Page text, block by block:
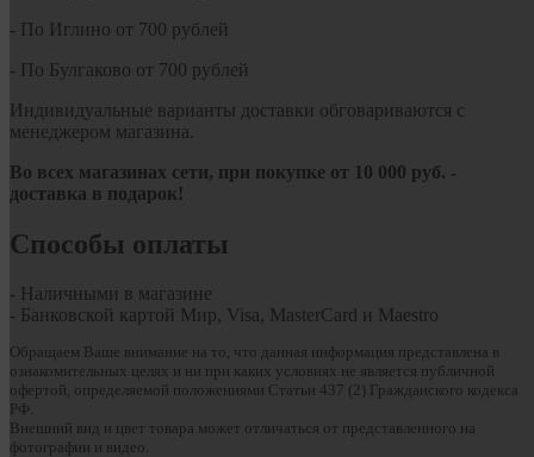
- По Иглино от 700 рублей
- По Булгаково от 700 рублей
Индивидуальные варианты доставки обговариваются с
менеджером магазина.
Во всех магазинах сети, при покупке от 10 000 руб. -
доставка в подарок!
Способы оплаты
- Наличными в магазине
- Банковской картой Мир, Visa, MasterCard и Maestro
Обращаем Ваше внимание на то, что данная информация представлена в
ознакомительных целях и ни при каких условиях не является публичной
офертой, определяемой положениями Статьи 437 (2) Гражданского кодекса
РФ.
Внешний вид и цвет товара может отличаться от представленного на
фотографии и видео.